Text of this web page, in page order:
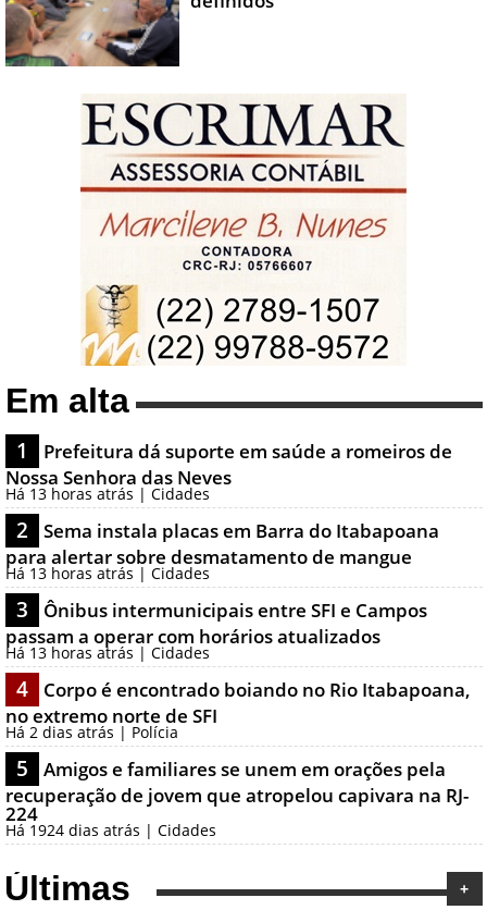
Em alta
1
Prefeitura dá suporte em saúde a romeiros de
Nossa Senhora das Neves
Há 13 horas atrás | Cidades
2
Sema instala placas em Barra do Itabapoana
para alertar sobre desmatamento de mangue
Há 13 horas atrás | Cidades
3
Ônibus intermunicipais entre SFI e Campos
passam a operar com horários atualizados
Há 13 horas atrás | Cidades
4
Corpo é encontrado boiando no Rio Itabapoana,
no extremo norte de SFI
Há 2 dias atrás | Polícia
5
Amigos e familiares se unem em orações pela
recuperação de jovem que atropelou capivara na RJ-
224
Há 1924 dias atrás | Cidades
Últimas +